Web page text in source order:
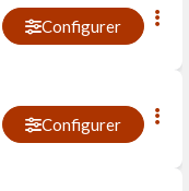
Configurer
Configurer